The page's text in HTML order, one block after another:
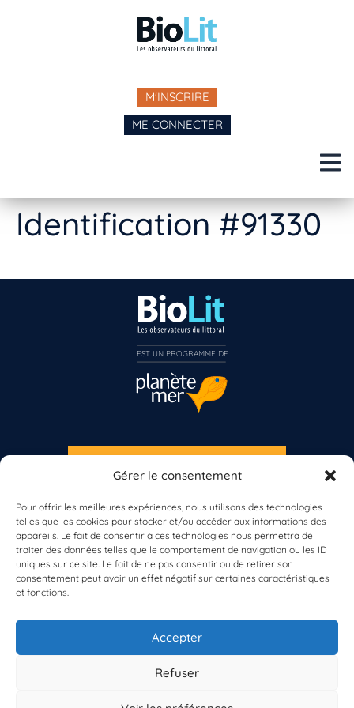
Gérer le consentement
Pour offrir les meilleures expériences, nous utilisons des technologies
telles que les cookies pour stocker et/ou accéder aux informations des
appareils. Le fait de consentir à ces technologies nous permettra de
traiter des données telles que le comportement de navigation ou les ID
uniques sur ce site. Le fait de ne pas consentir ou de retirer son
consentement peut avoir un effet négatif sur certaines caractéristiques
et fonctions.
Accepter
Refuser
M'INSCRIRE
ME CONNECTER
Identification #91330
À propos de BioLit
Vos données d'observation
Ressources
Résultats du programme
Contacts
S'INSCRIRE À LA NEWSLETTER